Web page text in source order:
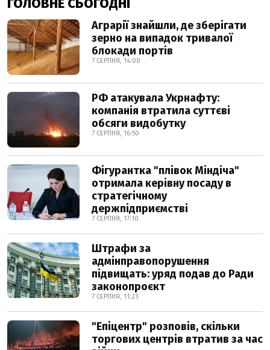
ГОЛОВНЕ СЬОГОДНІ
Аграрії знайшли, де зберігати
зерно на випадок тривалої
блокади портів
7 СЕРПНЯ, 14:00
РФ атакувала Укрнафту:
компанія втратила суттєві
обсяги видобутку
7 СЕРПНЯ, 16:50
Фігурантка "плівок Міндіча"
отримала керівну посаду в
стратегічному
держпідприємстві
7 СЕРПНЯ, 17:10
Штрафи за
адмінправопорушення
підвищать: уряд подав до Ради
законопроєкт
7 СЕРПНЯ, 11:23
"Епіцентр" розповів, скільки
торгових центрів втратив за час